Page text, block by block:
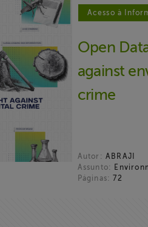
Acesso à
Open
against
crime
Autor: ABRAJI
Assunto:
Páginas: 72